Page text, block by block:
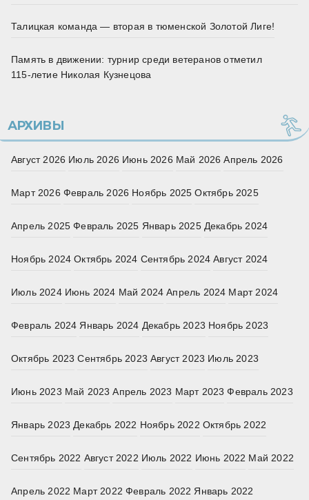
Талицкая команда — вторая в тюменской Золотой Лиге!
Память в движении: турнир среди ветеранов отметил
115‑летие Николая Кузнецова
АРХИВЫ
Август 2026 Июль 2026 Июнь 2026 Май 2026 Апрель 2026
Март 2026 Февраль 2026 Ноябрь 2025 Октябрь 2025
Апрель 2025 Февраль 2025 Январь 2025 Декабрь 2024
Ноябрь 2024 Октябрь 2024 Сентябрь 2024 Август 2024
Июль 2024 Июнь 2024 Май 2024 Апрель 2024 Март 2024
Февраль 2024 Январь 2024 Декабрь 2023 Ноябрь 2023
Октябрь 2023 Сентябрь 2023 Август 2023 Июль 2023
Июнь 2023 Май 2023 Апрель 2023 Март 2023 Февраль 2023
Январь 2023 Декабрь 2022 Ноябрь 2022 Октябрь 2022
Сентябрь 2022 Август 2022 Июль 2022 Июнь 2022 Май 2022
Апрель 2022 Март 2022 Февраль 2022 Январь 2022